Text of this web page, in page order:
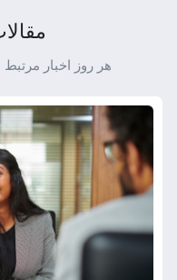
هر روز اخبار